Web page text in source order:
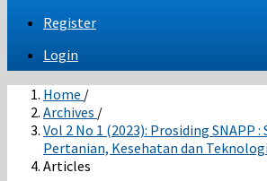
Register
Login
Home /
Archives /
Vol 2 No 1 (2023): Prosiding SNAPP
Pertanian, Kesehatan dan
Articles